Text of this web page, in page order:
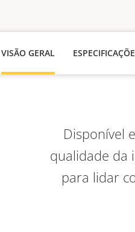
VISÃO GERAL
Disponível
qualidade da
para lidar